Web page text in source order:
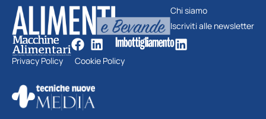
Chi siamo
Iscriviti alle newsletter
Privacy Policy Cookie Policy